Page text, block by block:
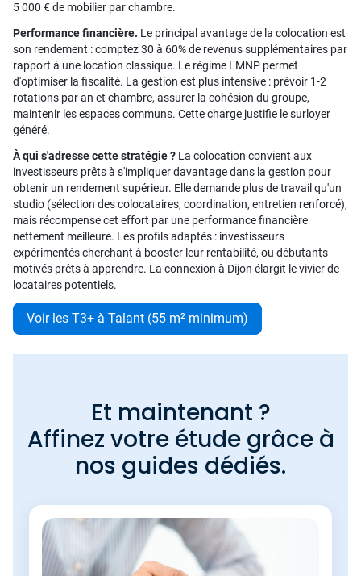
5 000 € de mobilier par chambre.
Performance financière. Le principal avantage de la colocation est
son rendement : comptez 30 à 60% de revenus supplémentaires par
rapport à une location classique. Le régime LMNP permet
d'optimiser la fiscalité. La gestion est plus intensive : prévoir 1-2
rotations par an et chambre, assurer la cohésion du groupe,
maintenir les espaces communs. Cette charge justifie le surloyer
généré.
À qui s'adresse cette stratégie ? La colocation convient aux
investisseurs prêts à s'impliquer davantage dans la gestion pour
obtenir un rendement supérieur. Elle demande plus de travail qu'un
studio (sélection des colocataires, coordination, entretien renforcé),
mais récompense cet effort par une performance financière
nettement meilleure. Les profils adaptés : investisseurs
expérimentés cherchant à booster leur rentabilité, ou débutants
motivés prêts à apprendre. La connexion à Dijon élargit le vivier de
locataires potentiels.
Voir les T3+ à Talant (55 m² minimum)
Et maintenant ?
Affinez votre étude grâce à
nos guides dédiés.